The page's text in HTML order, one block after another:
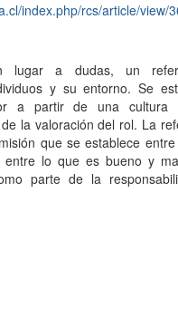
index.php/rcs/article/view/
lugar a dudas, un
y su entorno. Se
a partir de una cultura
la valoración del rol. La
que se establece
entre lo que es bueno y
parte de la